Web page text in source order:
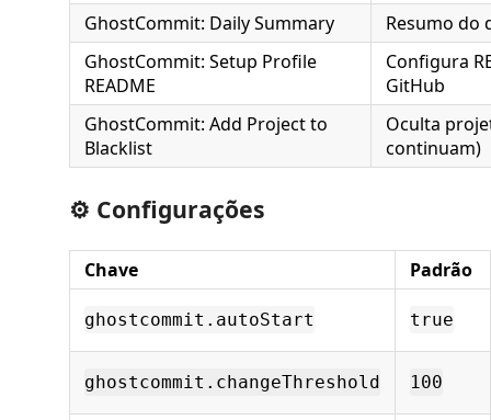
GhostCommit: Daily Summary
Resumo do
GhostCommit: Setup Profile
README
Configura
GitHub
GhostCommit: Add Project to
Blacklist
Oculta
continuam)
⚙️ Configurações
Chave Padrão
ghostcommit.autoStart true
ghostcommit.changeThreshold 100